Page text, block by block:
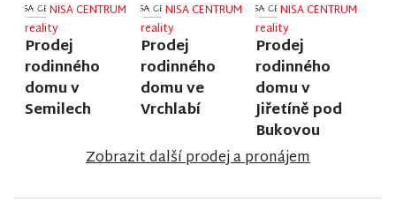
NISA CENTRUM
reality
Prodej
rodinného
domu v
Semilech
NISA CENTRUM
reality
Prodej
rodinného
domu ve
Vrchlabí
NISA CENTRUM
reality
Prodej
rodinného
domu v
Jiřetíně pod
Bukovou
Zobrazit další prodej a pronájem